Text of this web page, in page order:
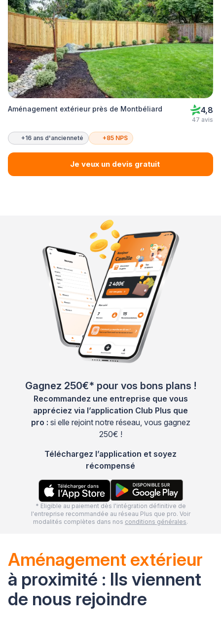
Aménagement extérieur près de Montbéliard 4,8
47 avis
+16 ans d'ancienneté +85 NPS
Je veux un devis gratuit
Gagnez 250€* pour vos bons plans !
Recommandez une entreprise que vous
appréciez via l’application Club Plus que
pro : si elle rejoint notre réseau, vous gagnez
250€ !
Téléchargez l’application et soyez
récompensé
* Eligible au paiement dès l'intégration définitive de
l'entreprise recommandée au réseau Plus que pro. Voir
modalités complètes dans nos conditions générales.
Aménagement extérieur
à proximité : Ils viennent
de nous rejoindre